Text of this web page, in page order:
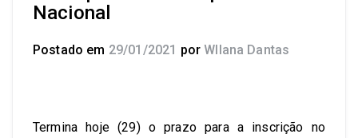
Nacional
Postado em 29/01/2021 por Wllana Dantas
Termina hoje (29) o prazo para a inscrição no